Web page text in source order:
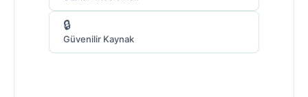
🔒
Güvenilir Kaynak